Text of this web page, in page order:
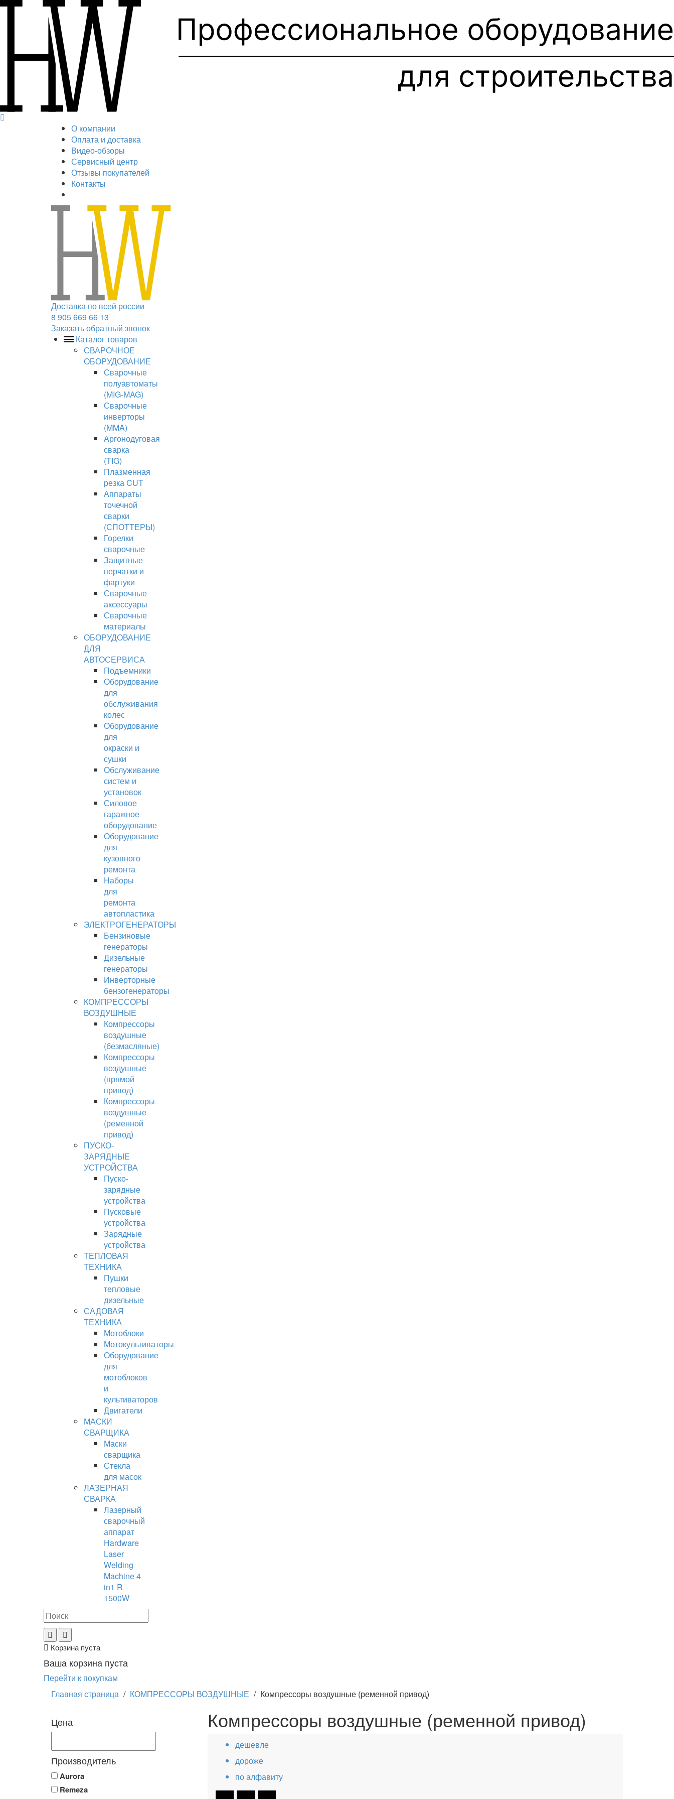
О компании
Оплата и доставка
Видео-обзоры
Сервисный центр
Отзывы покупателей
Контакты
Доставка по всей россии
8 905 669 66 13
Заказать обратный звонок
Каталог товаров
СВАРОЧНОЕ
ОБОРУДОВАНИЕ
Сварочные
полуавтоматы
(MIG-MAG)
Сварочные
инверторы
(MMA)
Аргонодуговая
сварка
(TIG)
Плазменная
резка CUT
Аппараты
точечной
сварки
(СПОТТЕРЫ)
Горелки
сварочные
Защитные
перчатки и
фартуки
Сварочные
аксессуары
Сварочные
материалы
ОБОРУДОВАНИЕ
ДЛЯ
АВТОСЕРВИСА
Подъемники
Оборудование
для
обслуживания
колес
Оборудование
для
окраски и
сушки
Обслуживание
систем и
установок
Силовое
гаражное
оборудование
Оборудование
для
кузовного
ремонта
Наборы
для
ремонта
автопластика
ЭЛЕКТРОГЕНЕРАТОРЫ
Бензиновые
генераторы
Дизельные
генераторы
Инверторные
бензогенераторы
КОМПРЕССОРЫ
ВОЗДУШНЫЕ
Компрессоры
воздушные
(безмасляные)
Компрессоры
воздушные
(прямой
привод)
Компрессоры
воздушные
(ременной
привод)
ПУСКО-
ЗАРЯДНЫЕ
УСТРОЙСТВА
Пуско-
зарядные
устройства
Пусковые
устройства
Зарядные
устройства
ТЕПЛОВАЯ
ТЕХНИКА
Пушки
тепловые
дизельные
САДОВАЯ
ТЕХНИКА
Мотоблоки
Мотокультиваторы
Оборудование
для
мотоблоков
и
культиваторов
Двигатели
МАСКИ
СВАРЩИКА
Маски
сварщика
Стекла
для масок
ЛАЗЕРНАЯ
СВАРКА
Лазерный
сварочный
аппарат
Hardware
Laser
Welding
Machine 4
in1 R
1500W
Корзина пуста
Ваша корзина пуста
Перейти к покупкам
Главная страница / КОМПРЕССОРЫ ВОЗДУШНЫЕ / Компрессоры воздушные (ременной привод)
Цена
Производитель
Aurora
Remeza
Компрессоры воздушные (ременной привод)
дешевле
дороже
по алфавиту